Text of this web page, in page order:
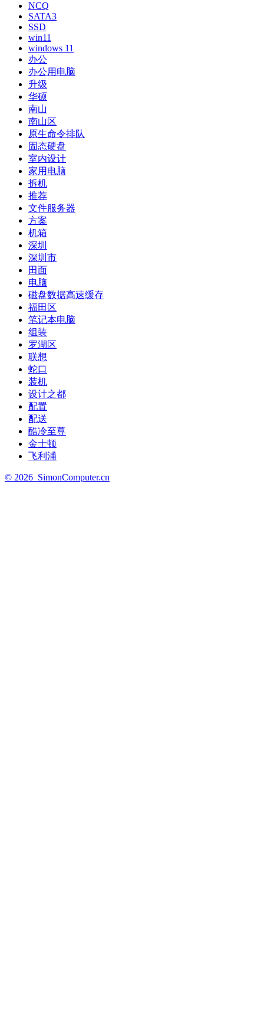
NCQ
SATA3
SSD
win11
windows 11
办公
办公用电脑
升级
华硕
南山
南山区
原生命令排队
固态硬盘
室内设计
家用电脑
拆机
推荐
文件服务器
方案
机箱
深圳
深圳市
田面
电脑
磁盘数据高速缓存
福田区
笔记本电脑
组装
罗湖区
联想
蛇口
装机
设计之都
配置
配送
酷冷至尊
金士顿
飞利浦
© 2026 SimonComputer.cn